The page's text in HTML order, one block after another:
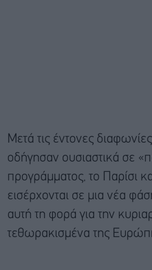
Μετά τις έντονες
οδήγησαν ουσιαστικά σε
προγράμματος, το Παρίσι
εισέρχονται σε μια νέα
αυτή τη φορά για την
τεθωρακισμένα της